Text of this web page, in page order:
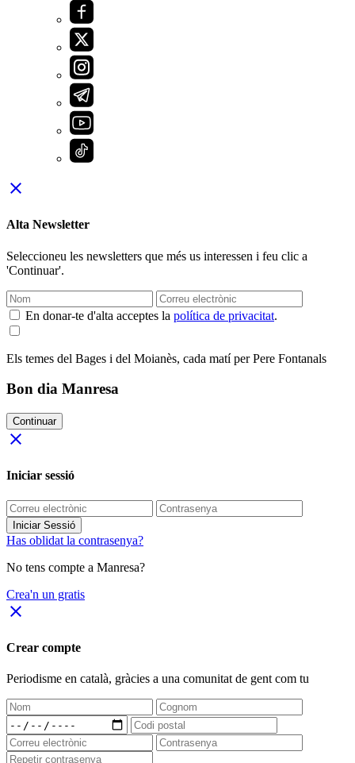
close
Alta Newsletter
Seleccioneu les newsletters que més us interessen i feu clic a
'Continuar'.
En donar-te d'alta acceptes la política de privacitat.
Els temes del Bages i del Moianès, cada matí per Pere Fontanals
Bon dia Manresa
Continuar
close
Iniciar sessió
Iniciar Sessió
Has oblidat la contrasenya?
No tens compte a Manresa?
Crea'n un gratis
close
Crear compte
Periodisme en català, gràcies a una comunitat de gent com tu